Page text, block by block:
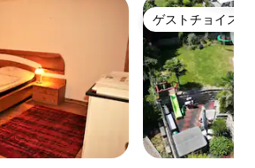
ゲストチョイス
ゲストチョイス